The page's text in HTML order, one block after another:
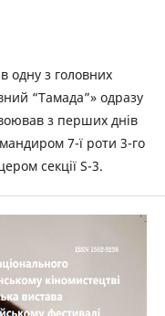
одну з головних
“Тамада”» одразу
з перших днів
7-ї роти 3-го
секції S-3.